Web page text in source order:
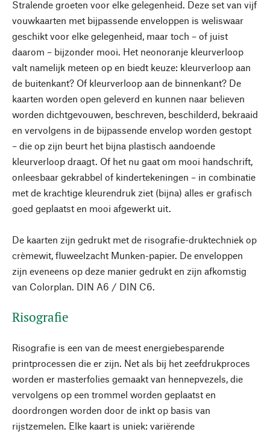
Stralende groeten voor elke gelegenheid. Deze set van vijf
vouwkaarten met bijpassende enveloppen is weliswaar
geschikt voor elke gelegenheid, maar toch – of juist
daarom – bijzonder mooi. Het neonoranje kleurverloop
valt namelijk meteen op en biedt keuze: kleurverloop aan
de buitenkant? Of kleurverloop aan de binnenkant? De
kaarten worden open geleverd en kunnen naar believen
worden dichtgevouwen, beschreven, beschilderd, bekraaid
en vervolgens in de bijpassende envelop worden gestopt
– die op zijn beurt het bijna plastisch aandoende
kleurverloop draagt. Of het nu gaat om mooi handschrift,
onleesbaar gekrabbel of kindertekeningen – in combinatie
met de krachtige kleurendruk ziet (bijna) alles er grafisch
goed geplaatst en mooi afgewerkt uit.
De kaarten zijn gedrukt met de risografie-druktechniek op
crèmewit, fluweelzacht Munken-papier. De enveloppen
zijn eveneens op deze manier gedrukt en zijn afkomstig
van Colorplan. DIN A6 / DIN C6.
Risografie
Risografie is een van de meest energiebesparende
printprocessen die er zijn. Net als bij het zeefdrukproces
worden er masterfolies gemaakt van hennepvezels, die
vervolgens op een trommel worden geplaatst en
doordrongen worden door de inkt op basis van
rijstzemelen. Elke kaart is uniek: variërende